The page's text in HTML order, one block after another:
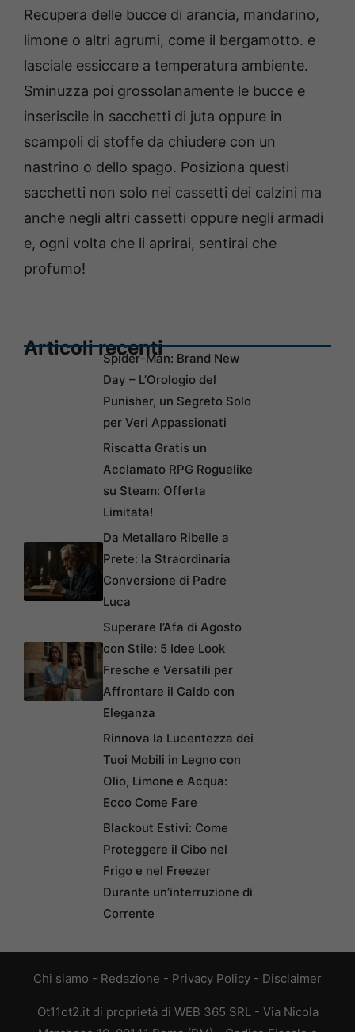
Recupera delle bucce di arancia, mandarino,
limone o altri agrumi, come il bergamotto. e
lasciale essiccare a temperatura ambiente.
Sminuzza poi grossolanamente le bucce e
inseriscile in sacchetti di juta oppure in
scampoli di stoffe da chiudere con un
nastrino o dello spago. Posiziona questi
sacchetti non solo nei cassetti dei calzini ma
anche negli altri cassetti oppure negli armadi
e, ogni volta che li aprirai, sentirai che
profumo!
Articoli recentiSpider-Man: Brand New
Day – L’Orologio del
Punisher, un Segreto Solo
per Veri Appassionati
Riscatta Gratis un
Acclamato RPG Roguelike
su Steam: Offerta
Limitata!
Da Metallaro Ribelle a
Prete: la Straordinaria
Conversione di Padre
Luca
Superare l’Afa di Agosto
con Stile: 5 Idee Look
Fresche e Versatili per
Affrontare il Caldo con
Eleganza
Rinnova la Lucentezza dei
Tuoi Mobili in Legno con
Olio, Limone e Acqua:
Ecco Come Fare
Blackout Estivi: Come
Proteggere il Cibo nel
Frigo e nel Freezer
Durante un’interruzione di
Corrente
Chi siamo - Redazione - Privacy Policy - Disclaimer
Ot11ot2.it di proprietà di WEB 365 SRL - Via Nicola